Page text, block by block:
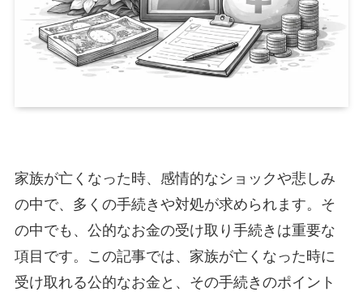
家族が亡くなった時、感情的なショックや悲しみ
の中で、多くの手続きや対処が求められます。そ
の中でも、公的なお金の受け取り手続きは重要な
項目です。この記事では、家族が亡くなった時に
受け取れる公的なお金と、その手続きのポイント